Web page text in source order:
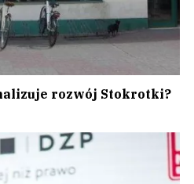
rozwój Stokrotki?